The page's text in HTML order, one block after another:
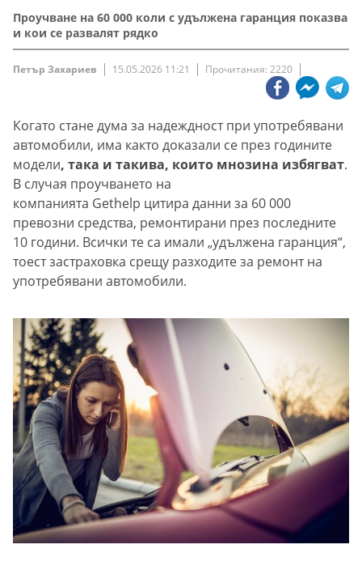
Проучване на 60 000 коли с удължена гаранция показва
и кои се развалят рядко
Петър Захариев 15.05.2026 11:21 Прочитания: 2220
Когато стане дума за надеждност при употребявани
автомобили, има както доказали се през годините
модели, така и такива, които мнозина избягват.
В случая проучването на
компанията Gethelp цитира данни за 60 000
превозни средства, ремонтирани през последните
10 години. Всички те са имали „удължена гаранция“,
тоест застраховка срещу разходите за ремонт на
употребявани автомобили.